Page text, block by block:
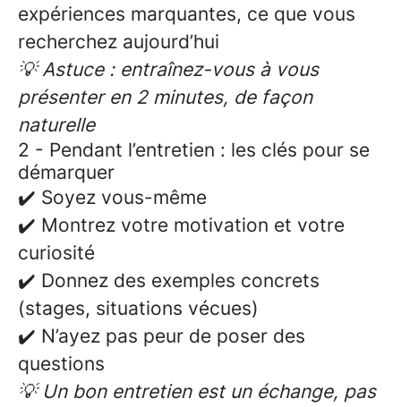
expériences marquantes, ce que vous
recherchez aujourd’hui
💡 Astuce : entraînez-vous à vous
présenter en 2 minutes, de façon
naturelle
2 - Pendant l’entretien : les clés pour se
démarquer
✔️ Soyez vous-même
✔️ Montrez votre motivation et votre
curiosité
✔️ Donnez des exemples concrets
(stages, situations vécues)
✔️ N’ayez pas peur de poser des
questions
💡 Un bon entretien est un échange, pas